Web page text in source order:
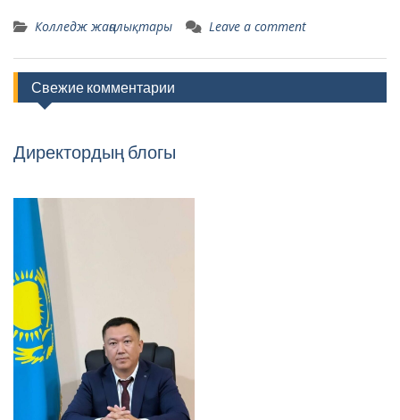
Колледж жаңалықтары Leave a comment
Свежие комментарии
Директордың блогы